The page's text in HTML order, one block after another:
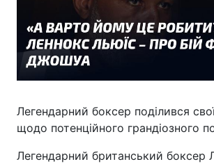
Легендарний боксер поділився
щодо потенційного грандіозного
Легендарний британський боксер